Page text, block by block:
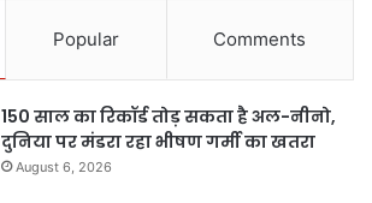
Popular Comments
150 साल का रिकॉर्ड तोड़ सकता है अल-नीनो,
दुनिया पर मंडरा रहा भीषण गर्मी का खतरा
August 6, 2026